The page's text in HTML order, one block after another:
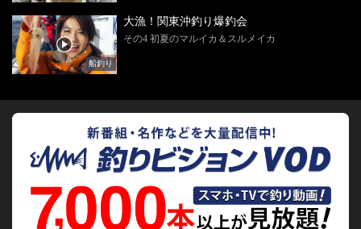
船釣り
大漁！関東沖釣り爆釣会
その4 初夏のマルイカ＆スルメイカ